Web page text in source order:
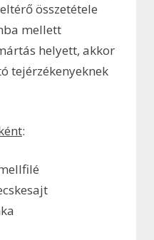
összetétele
mellett
helyett, akkor
tejérzékenyeknek
: